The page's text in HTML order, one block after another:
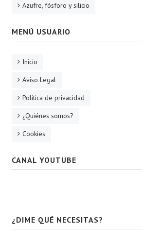
Azufre, fósforo y silicio
MENÚ USUARIO
Inicio
Aviso Legal
Política de privacidad
¿Quiénes somos?
Cookies
CANAL YOUTUBE
¿DIME QUÉ NECESITAS?